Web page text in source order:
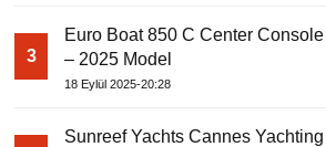
3
Euro Boat 850 C Center Console
– 2025 Model
18 Eylül 2025-20:28
Sunreef Yachts Cannes Yachting